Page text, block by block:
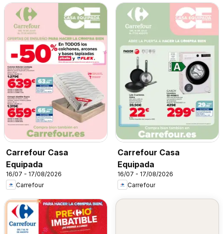
Carrefour Casa
Equipada
16/07 - 17/08/2026
Carrefour
Carrefour Casa
Equipada
16/07 - 17/08/2026
Carrefour